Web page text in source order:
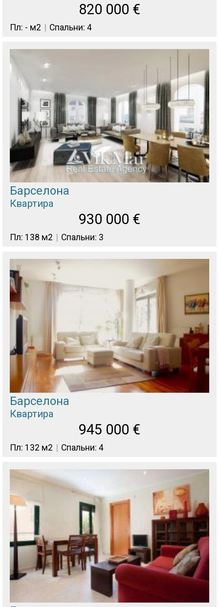
820 000 €
Пл: - м2 Спальни: 4
Барселона
Квартира
930 000 €
Пл: 138 м2 Спальни: 3
Барселона
Квартира
945 000 €
Пл: 132 м2 Спальни: 4